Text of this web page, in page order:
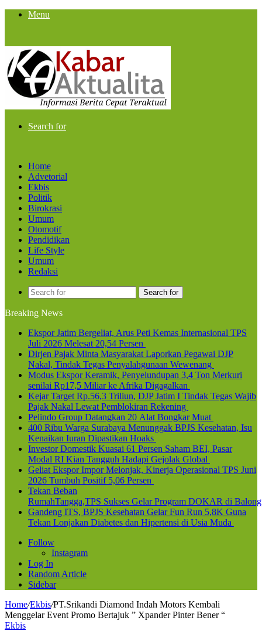
Menu
Search for
Home
Advetorial
Ekbis
Politik
Birokrasi
Umum
Otomotif
Pendidikan
Life Style
Umum
Redaksi
Search for
Breaking News
Ekspor Jatim Bergeliat, Arus Peti Kemas Internasional TPS
Juli 2026 Melesat 20,54 Persen
Dirjen Pajak Minta Masyarakat Laporkan Pegawai DJP
Nakal, Tindak Tegas Penyalahgunaan Wewenang
Modus Ekspor Keramik, Penyelundupan 3,4 Ton Merkuri
senilai Rp17,5 Miliar ke Afrika Digagalkan
Kejar Target Rp.56,3 Triliun, DJP Jatim I Tindak Tegas Wajib
Pajak Nakal Lewat Pemblokiran Rekening
Pelindo Group Datangkan 20 Alat Bongkar Muat
400 Ribu Warga Surabaya Menunggak BPJS Kesehatan, Isu
Kenaikan Iuran Dipastikan Hoaks
Investor Domestik Kuasai 61 Persen Saham BEI, Pasar
Modal RI Kian Tangguh Hadapi Gejolak Global
Geliat Ekspor Impor Melonjak, Kinerja Operasional TPS Juni
2026 Tumbuh Positif 5,06 Persen
Tekan Beban
RumahTangga,TPS Sukses Gelar Program DOKAR di
Gandeng ITS, BPJS Kesehatan Gelar Fun Run 5,8K Guna
Tekan Lonjakan Diabetes dan Hipertensi di Usia Muda
Follow
Instagram
Log In
Random Article
Sidebar
Home/Ekbis/PT.Srikandi Diamond Indah Motors Kembali
Menggelar Event Promo Bertajuk ” Xpander Pinter Bener “
Ekbis